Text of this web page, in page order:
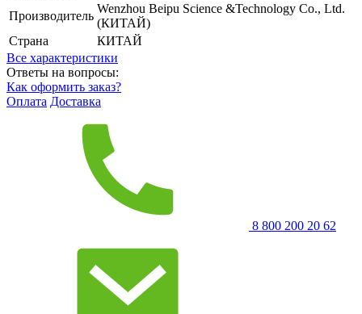
Производитель
Wenzhou Beipu Science &Technology Co., Ltd.
(КИТАЙ)
Страна
КИТАЙ
Все характеристики
Ответы на вопросы:
Как оформить заказ?
Оплата Доставка
8 800 200 20 62